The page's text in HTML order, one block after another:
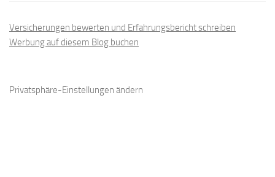
Versicherungen bewerten und Erfahrungsbericht schreiben
Werbung auf diesem Blog buchen
Privatsphäre-Einstellungen ändern